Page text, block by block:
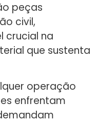
peças
civil,
crucial na
que sustenta
operação
enfrentam